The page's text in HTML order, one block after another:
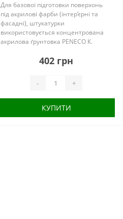
Для базової підготовки поверхонь
під акрилові фарби (інтер’єрні та
фасадні), штукатурки
використовується концентрована
акрилова ґрунтовка PENECO К.
акрилова ґрунто..402 грн
- +
КУПИТИ